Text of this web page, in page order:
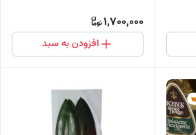
1,700,000
افزودن به سبد